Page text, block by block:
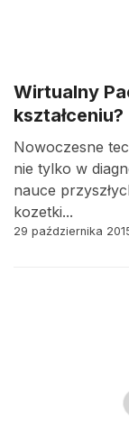
Wirtualny
kształceniu?
Nowoczesne
nie tylko w
nauce
kozetki...
29 października